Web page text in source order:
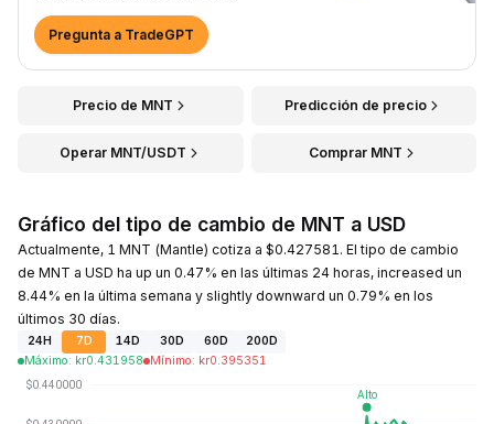
Pregunta a TradeGPT
Precio de MNT Predicción de precio
Operar MNT/USDT Comprar MNT
Gráfico del tipo de cambio de MNT a USD
Actualmente, 1 MNT (Mantle) cotiza a $0.427581. El tipo de cambio
de MNT a USD ha up un 0.47% en las últimas 24 horas, increased un
8.44% en la última semana y slightly downward un 0.79% en los
últimos 30 días.
24H 7D 14D 30D 60D
200D
Máximo: kr0.431958 Mínimo: kr0.395351